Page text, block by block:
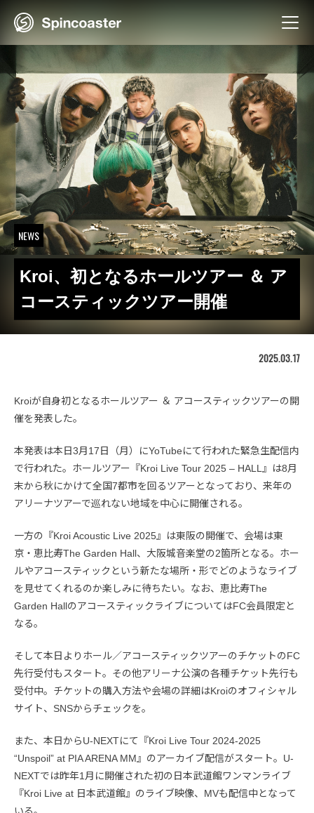
NEWS
Kroi、初となるホールツアー ＆ ア
コースティックツアー開催
2025.03.17
Kroiが自身初となるホールツアー ＆ アコースティックツアーの開
催を発表した。
本発表は本日3月17日（月）にYoTubeにて行われた緊急生配信内
で行われた。ホールツアー『Kroi Live Tour 2025 – HALL』は8月
末から秋にかけて全国7都市を回るツアーとなっており、来年の
アリーナツアーで巡れない地域を中心に開催される。
一方の『Kroi Acoustic Live 2025』は東阪の開催で、会場は東
京・恵比寿The Garden Hall、大阪城音楽堂の2箇所となる。ホー
ルやアコースティックという新たな場所・形でどのようなライブ
を見せてくれるのか楽しみに待ちたい。なお、恵比寿The
Garden HallのアコースティックライブについてはFC会員限定と
なる。
そして本日よりホール／アコースティックツアーのチケットのFC
先行受付もスタート。その他アリーナ公演の各種チケット先行も
受付中。チケットの購入方法や会場の詳細はKroiのオフィシャル
サイト、SNSからチェックを。
また、本日からU-NEXTにて『Kroi Live Tour 2024-2025
“Unspoil” at PIA ARENA MM』のアーカイブ配信がスタート。U-
NEXTでは昨年1月に開催された初の日本武道館ワンマンライブ
『Kroi Live at 日本武道館』のライブ映像、MVも配信中となって